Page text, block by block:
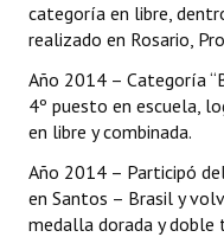
categoría en libre,
realizado en Rosario,
Año 2014 – Categoría
4º puesto en escuela,
en libre y combinada.
Año 2014 – Participó
en Santos – Brasil y
medalla dorada y doble